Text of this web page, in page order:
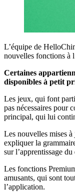
L’équipe de
nouvelles fonctions à
Certaines
disponibles à petit
Les jeux, qui font
pas nécessaires pour
principal, qui lui
Les nouvelles mises
expliquer la
sur l’apprentissage
Les fonctions
amusants, qui sont
l’application.